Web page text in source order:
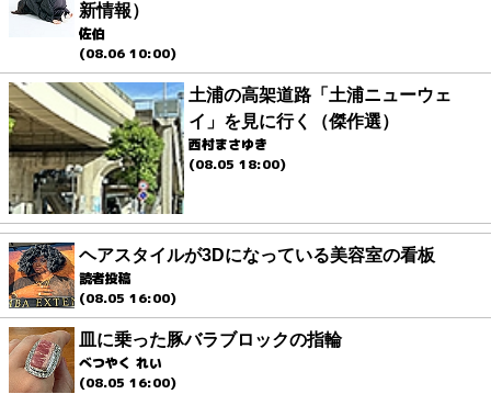
新情報）
佐伯
(08.06 10:00)
土浦の高架道路「土浦ニューウェ
イ」を見に行く（傑作選）
西村まさゆき
(08.05 18:00)
ヘアスタイルが3Dになっている美容室の看板
読者投稿
(08.05 16:00)
皿に乗った豚バラブロックの指輪
べつやく れい
(08.05 16:00)